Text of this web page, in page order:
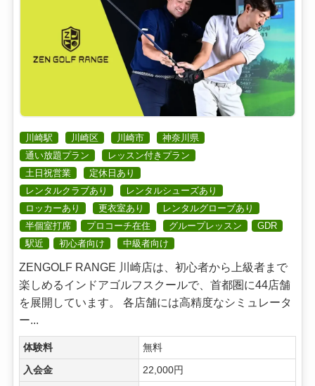
川崎駅 川崎区 川崎市
神奈川県
通い放題プラン
レッスン付きプラン
土日祝営業
定休日あり
レンタルクラブあり
レンタルシューズあり
ロッカーあり
更衣室あり
レンタルグローブあり
半個室打席
プロコーチ在住 グループレッスン
GDR
駅近
初心者向け 中級者向け
ZENGOLF RANGE 川崎店は、初心者から上級者まで
楽しめるインドアゴルフスクールで、首都圏に44店舗
を展開しています。 各店舗には高精度なシミュレータ
ー...
体験料 無料
入会金 22,000円